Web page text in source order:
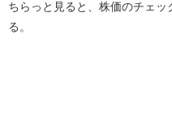
ちらっと見ると、株価のチェッ
る。